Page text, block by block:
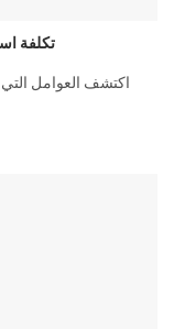
تكلفة
اكتشف العوامل